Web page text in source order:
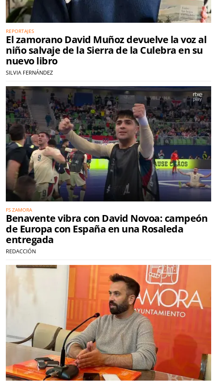
REPORTAJES
El zamorano David Muñoz devuelve la voz al
niño salvaje de la Sierra de la Culebra en su
nuevo libro
SILVIA FERNÁNDEZ
FS ZAMORA
Benavente vibra con David Novoa: campeón
de Europa con España en una Rosaleda
entregada
REDACCIÓN